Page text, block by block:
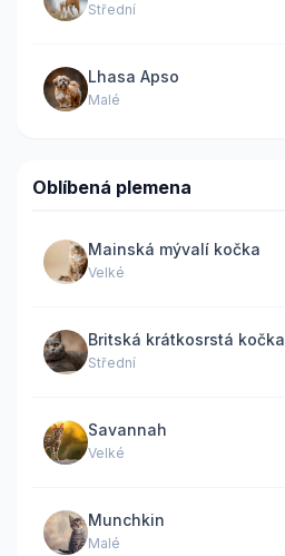
Střední
Lhasa Apso
Malé
Oblíbená plemena
Mainská mývalí kočka
Velké
Britská krátkosrstá kočka
Střední
Savannah
Velké
Munchkin
Malé